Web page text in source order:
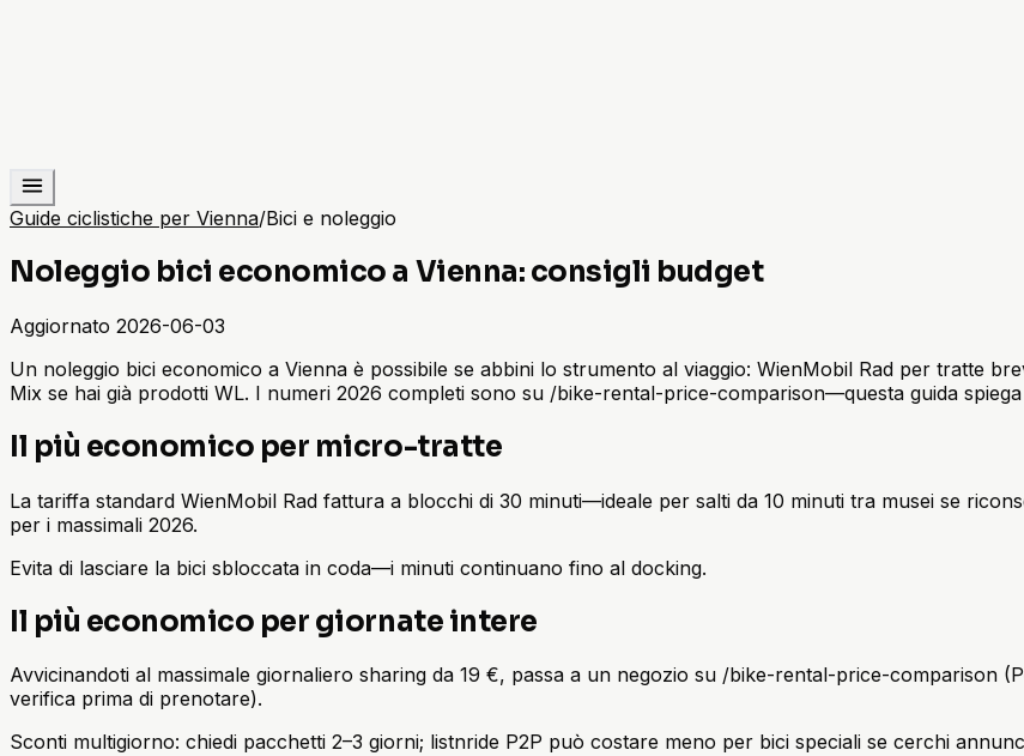
Guide ciclistiche per Vienna/Bici e noleggio
Noleggio bici economico a Vienna: consigli budget
Aggiornato 2026-06-03
Un noleggio bici economico a Vienna è possibile se abbini lo strumento al viaggio: WienMobil Rad per tratte
Mix se hai già prodotti WL. I numeri 2026 completi sono su /bike-rental-price-comparison—questa guida
Il più economico per micro-tratte
La tariffa standard WienMobil Rad fattura a blocchi di 30 minuti—ideale per salti da 10 minuti tra musei se
per i massimali 2026.
Evita di lasciare la bici sbloccata in coda—i minuti continuano fino al docking.
Il più economico per giornate intere
Avvicinandoti al massimale giornaliero sharing da 19 €, passa a un negozio su /bike-rental-price-comparison
verifica prima di prenotare).
Sconti multigiorno: chiedi pacchetti 2–3 giorni; listnride P2P può costare meno per bici speciali se cerchi